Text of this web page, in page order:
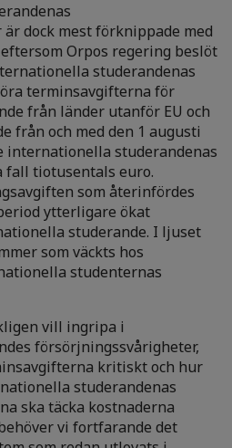
dock mest förknippade med
Orpos regering beslöt
studerandenas
terminsavgifterna för
från länder utanför EU och
från och med den 1 augusti
internationella studerandenas
fall tiotusentals euro.
som återinfördes
ytterligare ökat
studerande. I ljuset
som väckts hos
studenternas
vill ingripa i
försörjningssvårigheter,
kritiskt och hur
studerandenas
ska täcka kostnaderna
vi fortfarande det